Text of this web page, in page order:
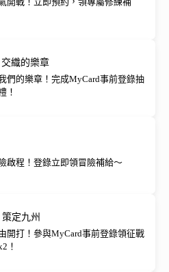
交織的樂章
們的樂章！完成MyCard事前登錄抽
！
啟程！登錄立即領冒險補給～
定九州
開打！參與MyCard事前登錄領征戰
！